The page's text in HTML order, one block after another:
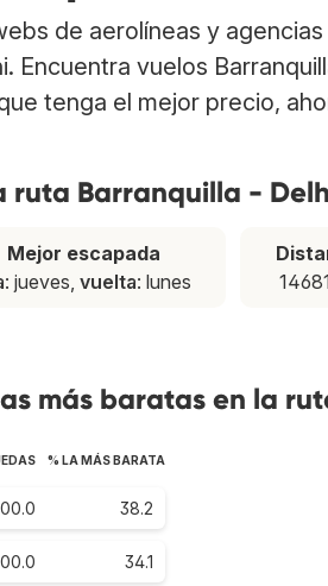
de aerolíneas y
Encuentra vuelos
tenga el mejor precio,
ruta Barranquilla -
Mejor escapada
: jueves, vuelta: lunes
más baratas en la
% LA MÁS BARATA
38.2
34.1